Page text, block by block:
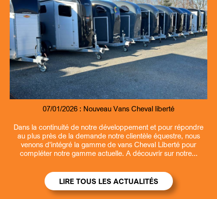
07/01/2026 : Nouveau Vans Cheval liberté
Dans la continuité de notre développement et pour répondre
au plus près de la demande notre clientèle équestre, nous
venons d'intégré la gamme de vans Cheval Liberté pour
compléter notre gamme actuelle. A découvrir sur notre...
07/01/2026 : Nouveau Remorque fourgon et benne Debon
13/03/2026 : Ouverture la samedi matin
09/07/2026 : Entretien et revisions remorques
LIRE TOUS LES ACTUALITÉS